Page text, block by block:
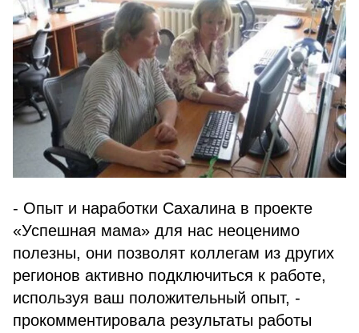
- Опыт и наработки Сахалина в проекте
«Успешная мама» для нас неоценимо
полезны, они позволят коллегам из других
регионов активно подключиться к работе,
используя ваш положительный опыт, -
прокомментировала результаты работы